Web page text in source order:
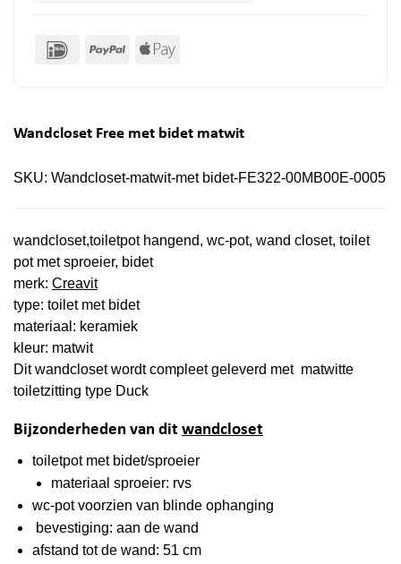
IDeal PayPal Apple
Wandcloset Free met bidet matwit
SKU: Wandcloset-matwit-met bidet-FE322-00MB00E-0005
wandcloset,toiletpot hangend, wc-pot, wand closet, toilet
pot met sproeier, bidet
merk: Creavit
type: toilet met bidet
materiaal: keramiek
kleur: matwit
Dit wandcloset wordt compleet geleverd met matwitte
toiletzitting type Duck
Bijzonderheden van dit wandcloset
toiletpot met bidet/sproeier
materiaal sproeier: rvs
wc-pot voorzien van blinde ophanging
bevestiging: aan de wand
afstand tot de wand: 51 cm